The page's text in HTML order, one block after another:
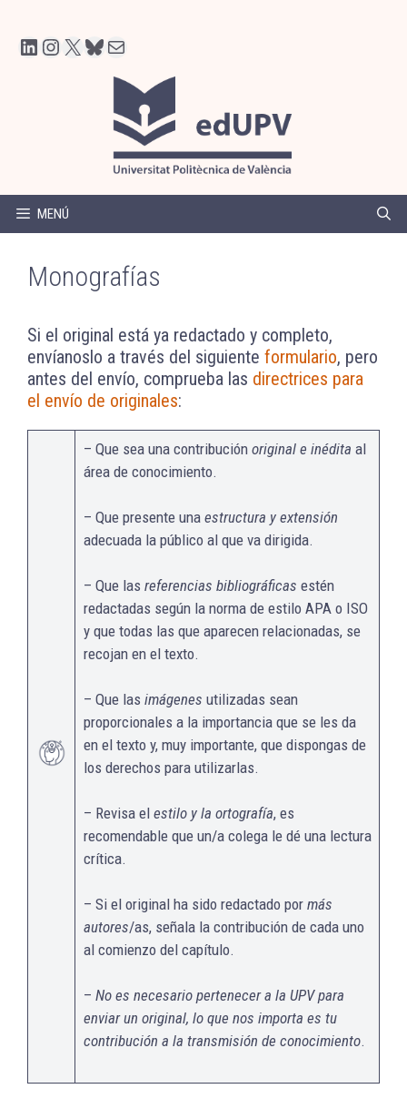
contenido
LinkedIn
Instagram
X BlueskyCorreo electrónico
MENÚ
Monografías
Si el original está ya redactado y completo,
envíanoslo a través del siguiente formulario, pero
antes del envío, comprueba las directrices para
el envío de originales:
– Que sea una contribución original e inédita al
área de conocimiento.
– Que presente una estructura y extensión
adecuada la público al que va dirigida.
– Que las referencias bibliográficas estén
redactadas según la norma de estilo APA o ISO
y que todas las que aparecen relacionadas, se
recojan en el texto.
– Que las imágenes utilizadas sean
proporcionales a la importancia que se les da
en el texto y, muy importante, que dispongas de
los derechos para utilizarlas.
– Revisa el estilo y la ortografía, es
recomendable que un/a colega le dé una lectura
crítica.
– Si el original ha sido redactado por más
autores/as, señala la contribución de cada uno
al comienzo del capítulo.
– No es necesario pertenecer a la UPV para
enviar un original, lo que nos importa es tu
contribución a la transmisión de conocimiento.